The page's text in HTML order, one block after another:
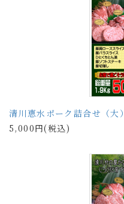
清川恵水ポーク詰合せ（大）
5,000円(税込)